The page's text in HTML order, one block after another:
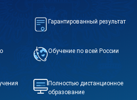
Гарантированный результат
Обучение по всей России
Полностью дистанционное
образование